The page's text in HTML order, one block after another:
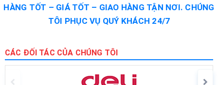
HÀNG TỐT – GIÁ TỐT – GIAO HÀNG TẬN NƠI. CHÚNG
TÔI PHỤC VỤ QUÝ KHÁCH 24/7
CÁC ĐỐI TÁC CỦA CHÚNG TÔI